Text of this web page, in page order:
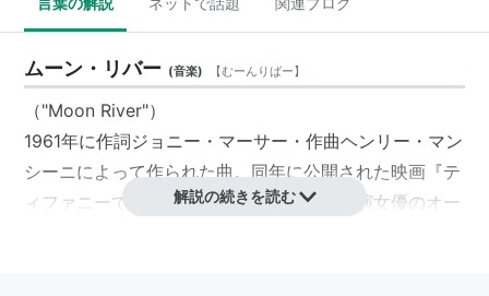
ムーン・リバー (音楽) 【むーんりばー】
（"Moon River"）
1961年に作詞ジョニー・マーサー・作曲ヘンリー・マン
シーニによって作られた曲。同年に公開された映画『テ
ィファニーで朝食を』の主題歌であり、主演女優のオー
解説の続きを読む